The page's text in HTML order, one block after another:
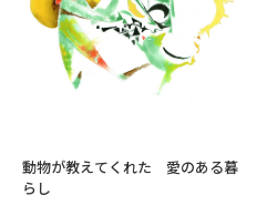
動物が教えてくれた 愛のある暮
らし